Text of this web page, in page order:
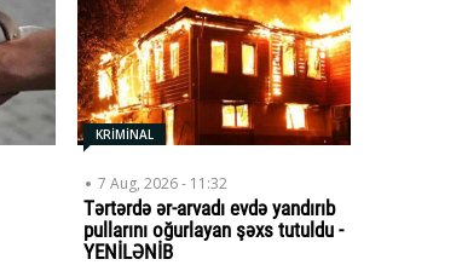
KRİMİNAL
7 Aug, 2026 - 11:32
Tərtərdə ər-arvadı evdə yandırıb
pullarını oğurlayan şəxs tutuldu -
YENİLƏNİB